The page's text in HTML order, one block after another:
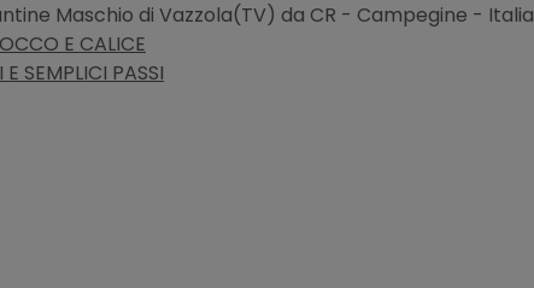
Maschio di Vazzola(TV) da CR - Campegine - Italia
E CALICE
SEMPLICI PASSI